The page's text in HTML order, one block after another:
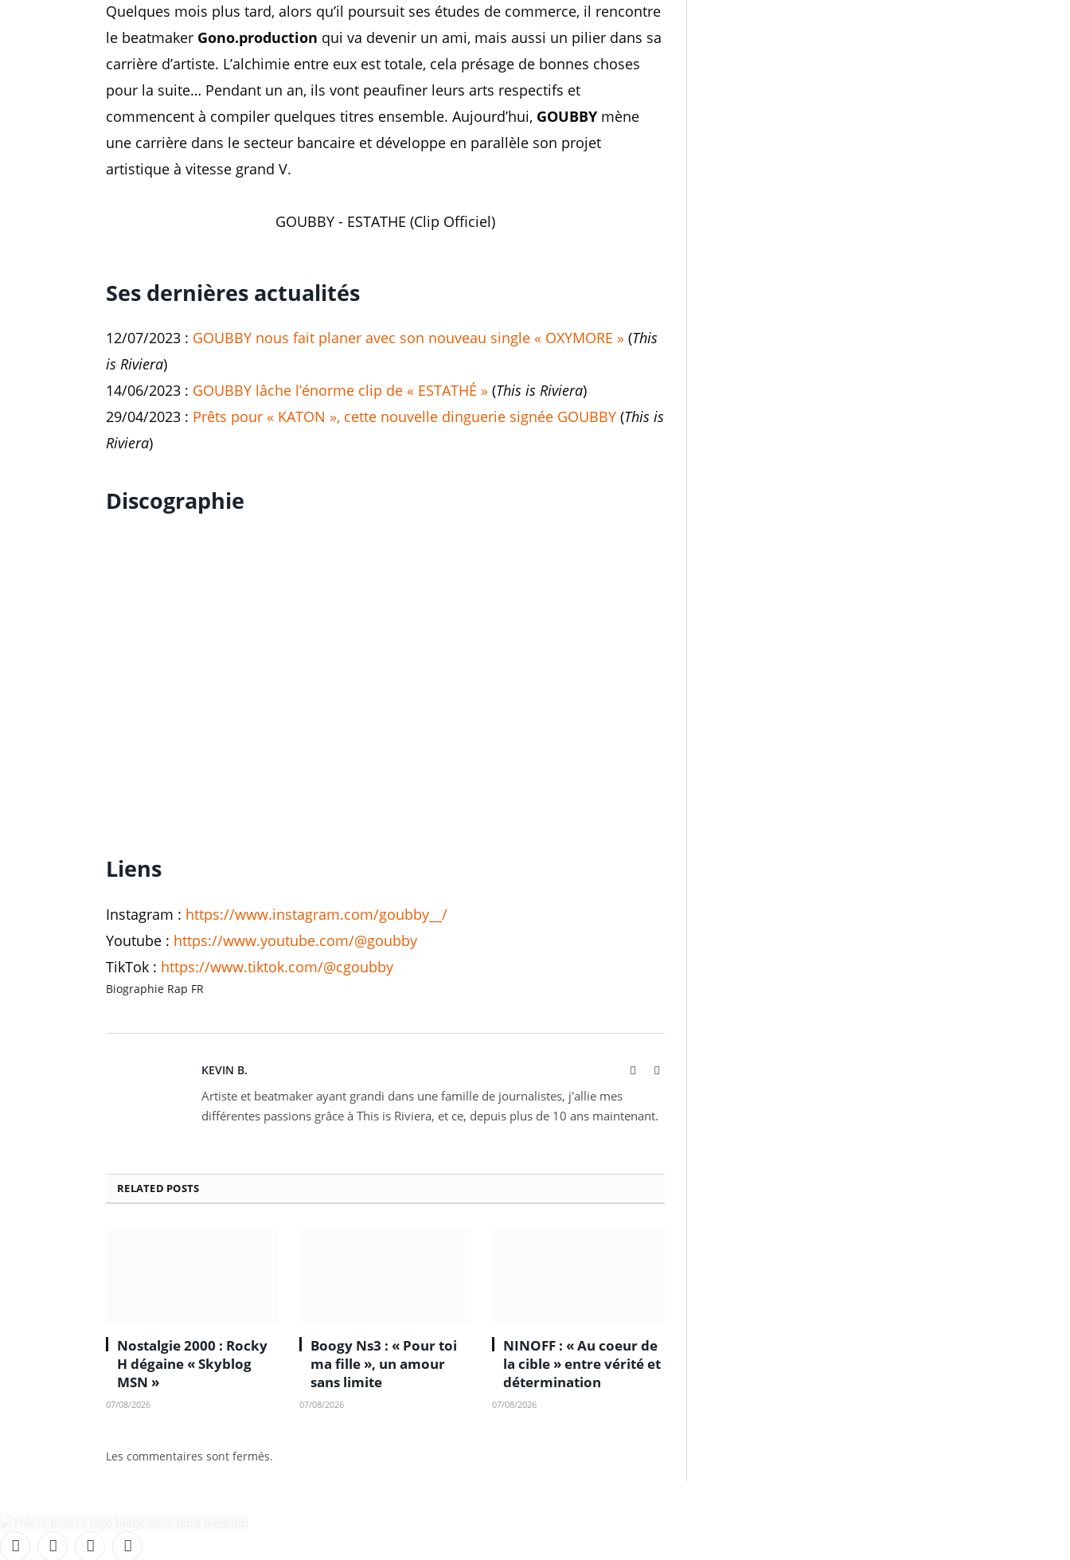
Quelques mois plus tard, alors qu’il poursuit ses études de commerce, il rencontre
le beatmaker Gono.production qui va devenir un ami, mais aussi un pilier dans sa
carrière d’artiste. L’alchimie entre eux est totale, cela présage de bonnes choses
pour la suite… Pendant un an, ils vont peaufiner leurs arts respectifs et
commencent à compiler quelques titres ensemble. Aujourd’hui, GOUBBY mène
une carrière dans le secteur bancaire et développe en parallèle son projet
artistique à vitesse grand V.
GOUBBY - ESTATHE (Clip Officiel)
Ses dernières actualités
12/07/2023 : GOUBBY nous fait planer avec son nouveau single « OXYMORE » (This
is Riviera)
14/06/2023 : GOUBBY lâche l’énorme clip de « ESTATHÉ » (This is Riviera)
29/04/2023 : Prêts pour « KATON », cette nouvelle dinguerie signée GOUBBY (This is
Riviera)
Discographie
Liens
Instagram : https://www.instagram.com/goubby__/
Youtube : https://www.youtube.com/@goubby
TikTok : https://www.tiktok.com/@cgoubby
Biographie Rap FR
KEVIN B. Website
Artiste et beatmaker ayant grandi dans une famille de journalistes, j'allie mes
différentes passions grâce à This is Riviera, et ce, depuis plus de 10 ans maintenant.
RELATED POSTS
Nostalgie 2000 : Rocky
H dégaine « Skyblog
MSN »
07/08/2026
Boogy Ns3 : « Pour toi
ma fille », un amour
sans limite
07/08/2026
NINOFF : « Au coeur de
la cible » entre vérité et
détermination
07/08/2026
Les commentaires sont fermés.
FacebookInstagramTikTok YouTube